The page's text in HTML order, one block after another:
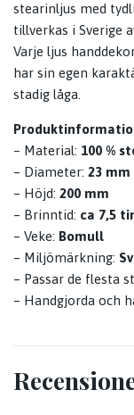
stearinljus med
tillverkas i Sverige
Varje ljus
har sin egen
stadig låga.
– Material: 100 %
– Diameter: 23 mm
– Höjd: 200 mm
– Brinntid: ca 7,5
– Veke: Bomull
– Miljömärkning:
– Passar de flesta
– Handgjorda och